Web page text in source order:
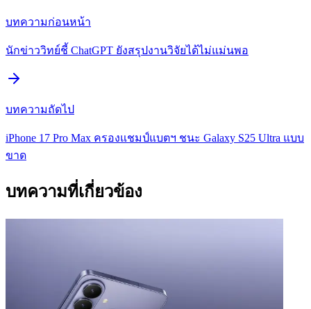
บทความก่อนหน้า
นักข่าววิทย์ชี้ ChatGPT ยังสรุปงานวิจัยได้ไม่แม่นพอ
บทความถัดไป
iPhone 17 Pro Max ครองแชมป์แบตฯ ชนะ Galaxy S25 Ultra แบบ
ขาด
บทความที่เกี่ยวข้อง